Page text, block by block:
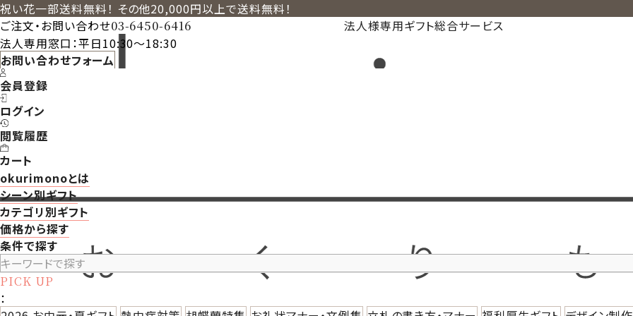
祝い花一部送料無料！ その他20,000円以上で送料無料！
法人様専用ギフト総合サービス
ご注文・お問い合わせ03-6450-6416
法人専用窓口：平日10:30～18:30
お問い合わせフォーム
会員登録
ログイン
閲覧履歴
カート
okurimonoとは
シーン別ギフト
カテゴリ別ギフト
価格から探す
条件で探す
PICK UP
：